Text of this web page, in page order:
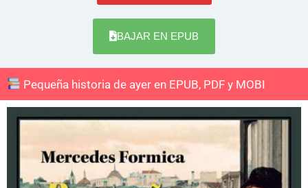
BAJAR EN EPUB
Pequeña historia de ayer en EPUB, PDF y MOBI